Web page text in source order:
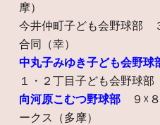
摩）
今井仲町子ども会野球部
合同（幸）
中丸子みゆき子ども会野球
１・２丁目子ども会野球部
向河原こむつ野球部 ９☓
ークス（多摩）